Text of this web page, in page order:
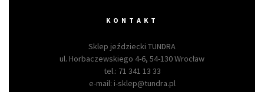
KONTAKT
Sklep jeździecki TUNDRA
ul. Horbaczewskiego 4-6, 54-130 Wrocław
tel.: 71 341 13 33
e-mail: i-sklep@tundra.pl